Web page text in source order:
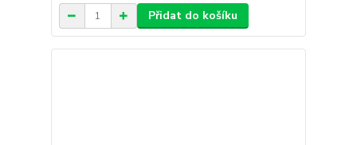
Přidat do košíku